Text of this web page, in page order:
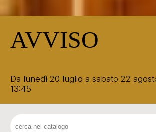
AVVISO
Da lunedì 20 luglio a sabato 22
13:45
Cerca
nel